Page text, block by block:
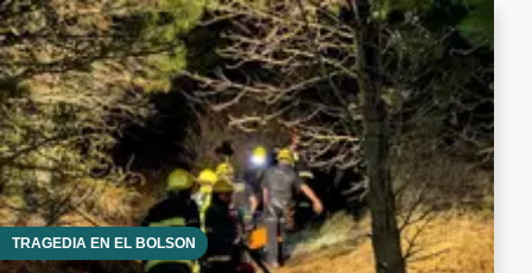
TRAGEDIA EN EL BOLSÓN